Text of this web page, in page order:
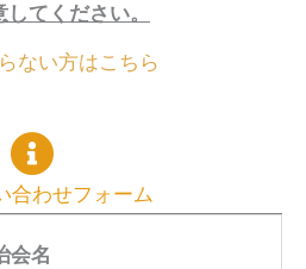
してください。
ない方はこちら
合わせフォーム
会名